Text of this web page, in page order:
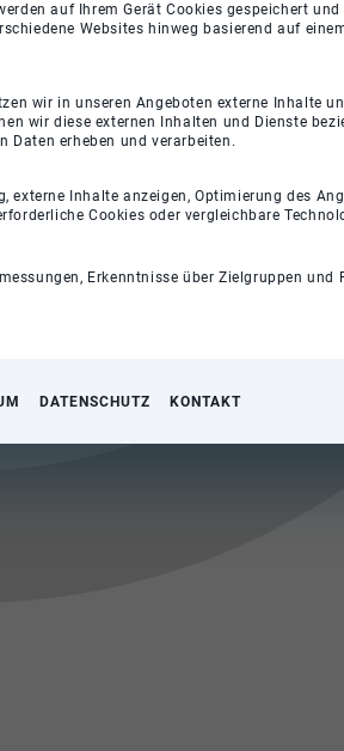
auf Ihrem Gerät Cookies gespeichert
Websites hinweg basierend auf
wir in unseren Angeboten externe Inhalte
wir diese externen Inhalten und Dienste
Daten erheben und verarbeiten.
externe Inhalte anzeigen, Optimierung des
Cookies oder vergleichbare
Erkenntnisse über Zielgruppen und
DATENSCHUTZ KONTAKT